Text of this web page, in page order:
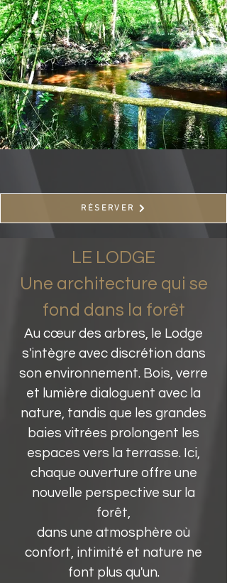
RÉSERVER
LE LODGE
Une architecture qui se
fond dans la forêt
Au cœur des arbres, le Lodge
s'intègre avec discrétion dans
son environnement. Bois, verre
et lumière dialoguent avec la
nature, tandis que les grandes
baies vitrées prolongent les
espaces vers la terrasse. Ici,
chaque ouverture offre une
nouvelle perspective sur la
forêt,
dans une atmosphère où
confort, intimité et nature ne
font plus qu'un.